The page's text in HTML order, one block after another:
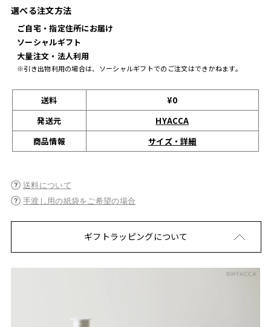
選べる注文方法
ご自宅・指定住所にお届け
ソーシャルギフト
大量注文・法人利用
※引き出物利用の場合は、ソーシャルギフトでのご注文はできかねます。
送料
¥0
発送元
HYACCA
商品情報
サイズ・詳細
送料について
手渡し用の紙袋をご希望の場合
ギフトラッピングについて